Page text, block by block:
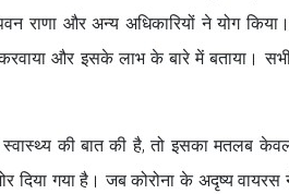
राणा और अन्य अधिकारियों ने योग
और इसके लाभ के बारे में बताया।
की बात की है, तो इसका मतलब केवल
गया है। जब कोरोना के अदृष्य वायरस